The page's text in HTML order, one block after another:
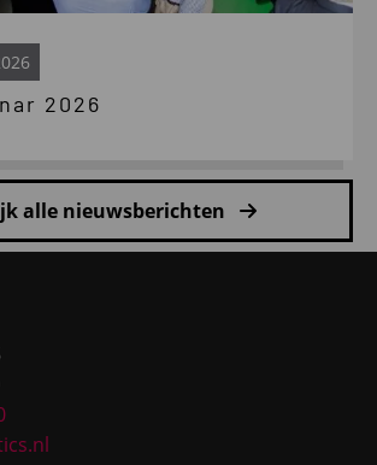
2026
alle nieuwsberichten